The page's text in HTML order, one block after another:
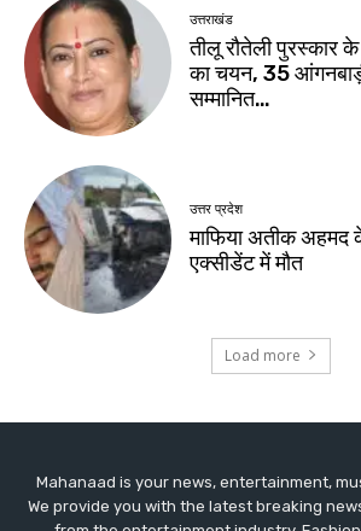
Mahanaad is your news, entertainment,
We provide you with the latest breaking